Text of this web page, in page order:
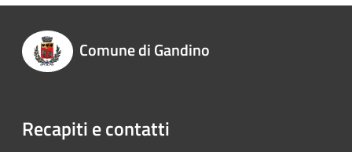
Comune di Gandino
Recapiti e contatti